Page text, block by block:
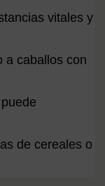
vitales y
a caballos con
de cereales o